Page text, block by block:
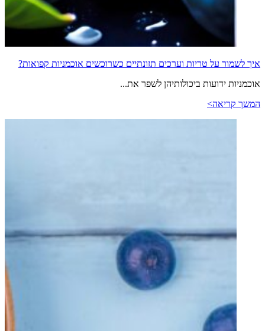
איך לשמור על טריות וערכים תזונתיים כשרוכשים אוכמניות קפואות?
אוכמניות ידועות ביכולותיהן לשפר את...
המשך קריאה>